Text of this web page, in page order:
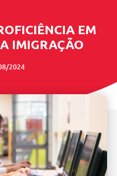
EM
IMIGRAÇÃO
2024